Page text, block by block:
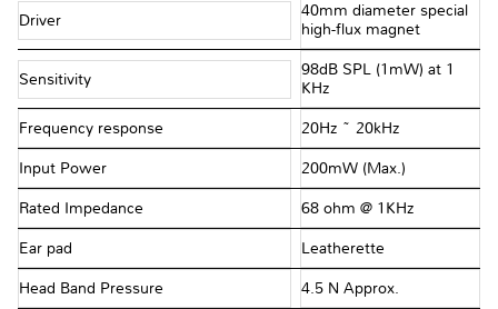
Driver
40mm diameter special
high-flux magnet
Sensitivity
98dB SPL (1mW) at 1
KHz
Frequency response 20Hz ~ 20kHz
Input Power 200mW (Max.)
Rated Impedance 68 ohm @ 1KHz
Ear pad Leatherette
Head Band Pressure 4.5 N Approx.